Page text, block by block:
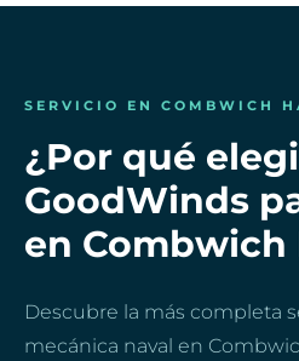
SERVICIO EN COMBWICH
¿Por qué
GoodWinds
en Combwich
Descubre la más completa
mecánica naval en